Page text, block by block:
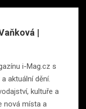
|
i-Mag.cz s
aktuální dění.
kultuře a
nová místa a